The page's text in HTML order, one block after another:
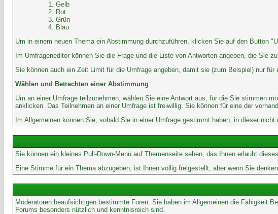
Gelb
Rot
Grün
Blau
Um in einem neuen Thema ein Abstimmung durchzuführen, klicken Sie auf den Button
Im Umfrageneditor können Sie die Frage und die Liste von Antworten angeben, die Sie
Sie können auch ein Zeit Limit für die Umfrage angeben, damit sie (zum Beispiel) nur für
Wählen und Betrachten einer Abstimmung
Um an einer Umfrage teilzunehmen, wählen Sie eine Antwort aus, für die Sie stimmen
anklicken. Das Teilnehmen an einer Umfrage ist freiwillig. Sie können für eine der
Im Allgemeinen können Sie, sobald Sie in einer Umfrage gestimmt haben, in dieser
Sie können ein kleines Pull-Down-Menü auf Themenseite sehen, das Ihnen erlaubt
Eine Stimme für ein Thema abzugeben, ist Ihnen völlig freigestellt, aber wenn Sie
Moderatoren beaufsichtigen bestimmte Foren. Sie haben im Allgemeinen die Fähigkeit
Forums besonders nützlich und kenntnisreich sind.